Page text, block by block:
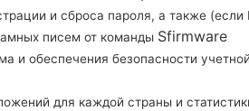
EVR для UNITED
версия CSC
данной прошивки
прошивку на устройства
и сброса пароля, а также (если
писем от команды Sfirmware
и обеспечения безопасности учетной
для каждой страны и